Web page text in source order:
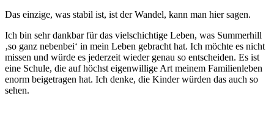
Das einzige, was stabil ist, ist der Wandel, kann man hier sagen.
Ich bin sehr dankbar für das vielschichtige Leben, was Summerhill
‚so ganz nebenbei‘ in mein Leben gebracht hat. Ich möchte es nicht
missen und würde es jederzeit wieder genau so entscheiden. Es ist
eine Schule, die auf höchst eigenwillige Art meinem Familienleben
enorm beigetragen hat. Ich denke, die Kinder würden das auch so
sehen.